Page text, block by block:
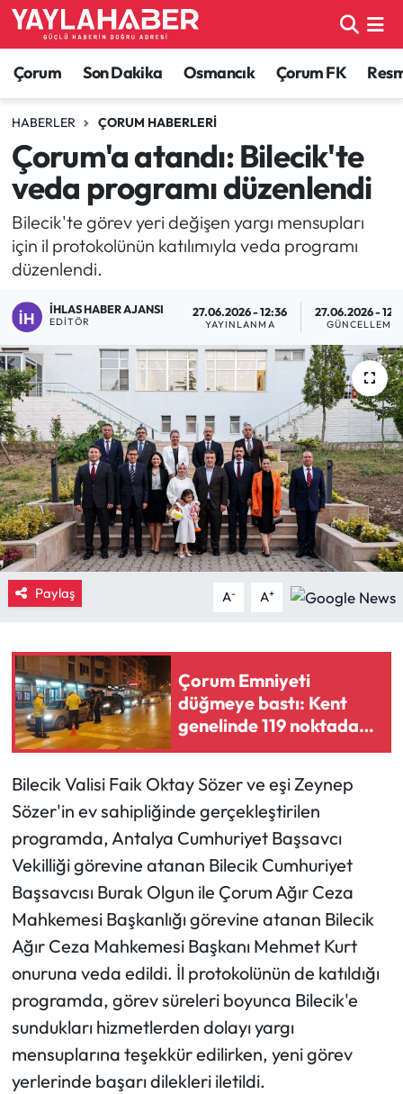
Çorum Son Dakika Osmancık Çorum FK
HABERLER ÇORUM HABERLERI
Çorum'a atandı: Bilecik'te
veda programı düzenlendi
Bilecik'te görev yeri değişen yargı mensupları
için il protokolünün katılımıyla veda programı
düzenlendi.
İHLAS HABER AJANSI
EDITÖR
27.06.2026 - 12:36
YAYINLANMA
27.06.2026 -
GÜNCELLEME
Paylaş A- A+
Çorum Emniyeti
düğmeye bastı: Kent
genelinde 119 noktada
dev asayiş operasyonu
Bilecik Valisi Faik Oktay Sözer ve eşi Zeynep
Sözer'in ev sahipliğinde gerçekleştirilen
programda, Antalya Cumhuriyet Başsavcı
Vekilliği görevine atanan Bilecik Cumhuriyet
Başsavcısı Burak Olgun ile Çorum Ağır Ceza
Mahkemesi Başkanlığı görevine atanan Bilecik
Ağır Ceza Mahkemesi Başkanı Mehmet Kurt
onuruna veda edildi. İl protokolünün de katıldığı
programda, görev süreleri boyunca Bilecik'e
sundukları hizmetlerden dolayı yargı
mensuplarına teşekkür edilirken, yeni görev
yerlerinde başarı dilekleri iletildi.
Alaca Haberleri
Bayat Haberleri
Bilgi - Keşfet Haberleri
Bilim ve Teknoloji
Boğazkale Haberleri
Çorum Son Dakika Haberleri
Dodurga Haberleri
Eğitim
Ekonomi
Güncel
İskilip Haberleri
Kimdir?
Kültür Sanat
Laçin Haberleri
Magazin
Mecitözü Haberleri
Oğuzlar Haberleri
Ortaköy Haberleri
Osmancık Haberleri
Otomotiv
Resmi İlan
Çorum Nöbetçi Eczaneler
Çorum Hava Durumu
Çorum Namaz Vakitleri
Çorum Trafik Yoğunluk Haritası
TFF 1.Lig Puan Durumu ve Fikstür
Son Dakika Haberleri
Haber Arşivi